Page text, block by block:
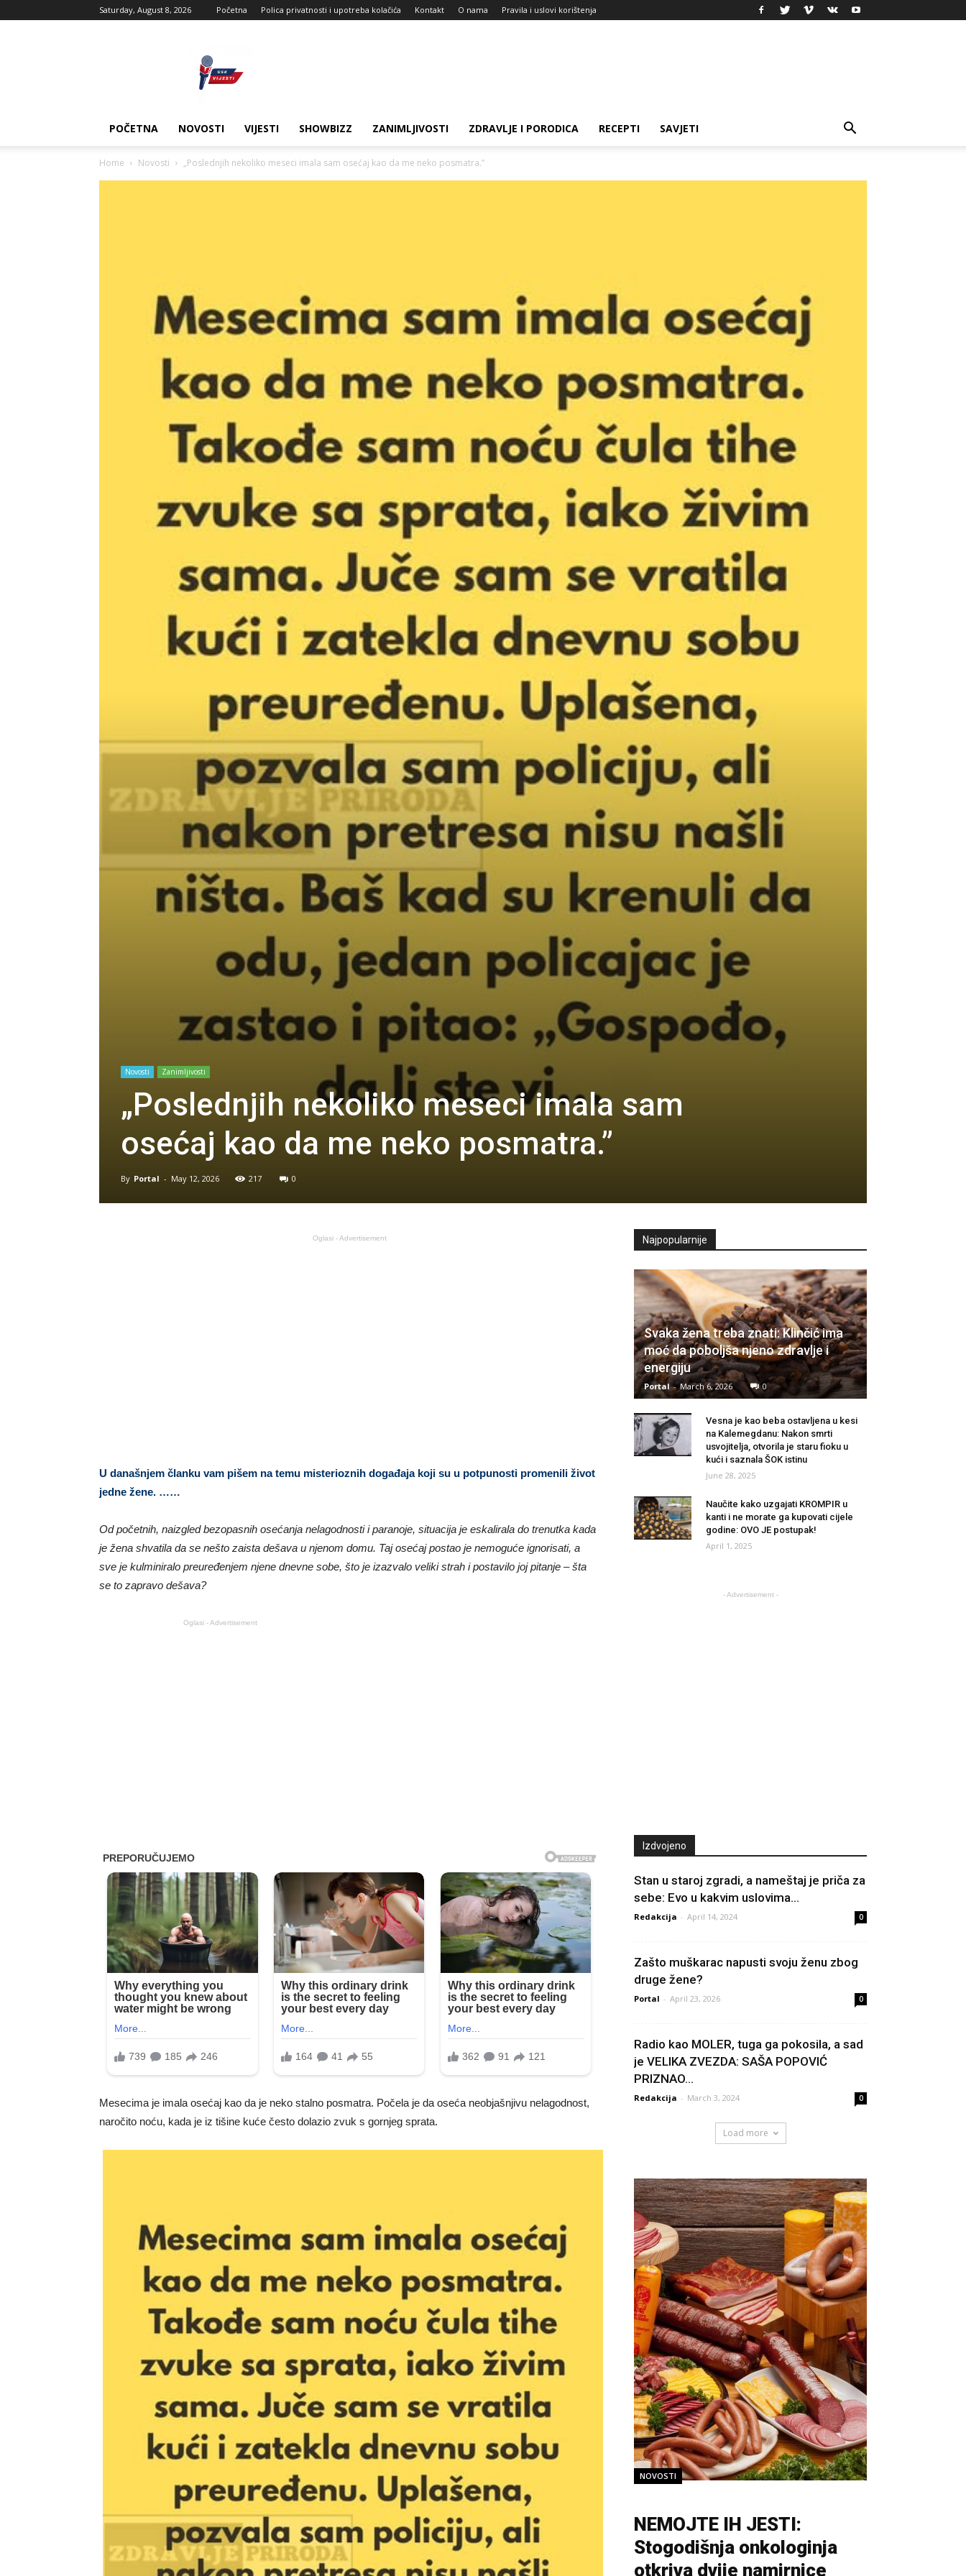
Saturday, August 8, 2026 Početna Polica privatnosti i upotreba kolačića Kontakt O nama Pravila i uslovi korištenja
POČETNA NOVOSTI VIJESTI SHOWBIZZ ZANIMLJIVOSTI ZDRAVLJE I PORODICA RECEPTI SAVJETI
Home Novosti „Poslednjih nekoliko meseci imala sam osećaj kao da me neko posmatra.”
Novosti Zanimljivosti
„Poslednjih nekoliko meseci imala sam
osećaj kao da me neko posmatra.”
By Portal - May 12, 2026 217 0
Oglasi - Advertisement
U današnjem članku vam pišem na temu misterioznih događaja koji su u potpunosti promenili život
jedne žene. ……
Od početnih, naizgled bezopasnih osećanja nelagodnosti i paranoje, situacija je eskalirala do trenutka kada
je žena shvatila da se nešto zaista dešava u njenom domu. Taj osećaj postao je nemoguće ignorisati, a
sve je kulminiralo preuređenjem njene dnevne sobe, što je izazvalo veliki strah i postavilo joj pitanje – šta
se to zapravo dešava?
Oglasi - Advertisement
Mesecima je imala osećaj kao da je neko stalno posmatra. Počela je da oseća neobjašnjivu nelagodnost,
naročito noću, kada je iz tišine kuće često dolazio zvuk s gornjeg sprata.
Najpopularnije
Svaka žena treba znati: Klinčić ima
moć da poboljša njeno zdravlje i
energiju
Portal - March 6, 2026 0
Vesna je kao beba ostavljena u kesi
na Kalemegdanu: Nakon smrti
usvojitelja, otvorila je staru fioku u
kući i saznala ŠOK istinu
June 28, 2025
Naučite kako uzgajati KROMPIR u
kanti i ne morate ga kupovati cijele
godine: OVO JE postupak!
April 1, 2025
- Advertisement -
Izdvojeno
Stan u staroj zgradi, a nameštaj je priča za
sebe: Evo u kakvim uslovima...
Redakcija - April 14, 2024 0
Zašto muškarac napusti svoju ženu zbog
druge žene?
Portal - April 23, 2026 0
Radio kao MOLER, tuga ga pokosila, a sad
je VELIKA ZVEZDA: SAŠA POPOVIĆ
PRIZNAO...
Redakcija - March 3, 2024 0
Load more
NOVOSTI
NEMOJTE IH JESTI:
Stogodišnja onkologinja
otkriva dvije namirnice